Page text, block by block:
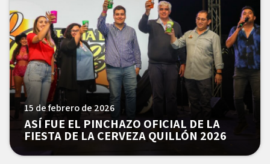
15 de febrero de 2026
ASÍ FUE EL PINCHAZO OFICIAL DE LA
FIESTA DE LA CERVEZA QUILLÓN 2026